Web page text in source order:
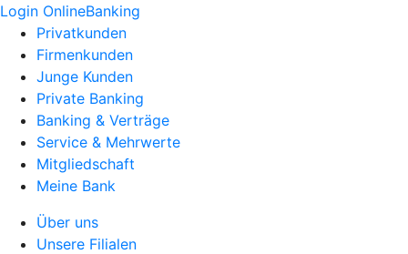
Login OnlineBanking
Privatkunden
Firmenkunden
Junge Kunden
Private Banking
Banking & Verträge
Service & Mehrwerte
Mitgliedschaft
Meine Bank
Über uns
Unsere Filialen